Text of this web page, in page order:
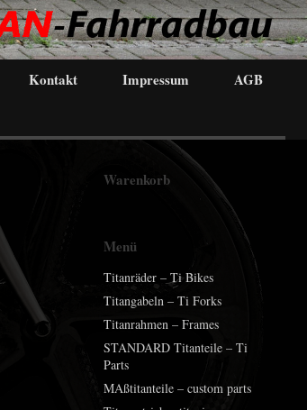
Kontakt Impressum AGB
Warenkorb
Menü
Titanräder – Ti Bikes
Titangabeln – Ti Forks
Titanrahmen – Frames
STANDARD Titanteile – Ti
Parts
MAßtitanteile – custom parts